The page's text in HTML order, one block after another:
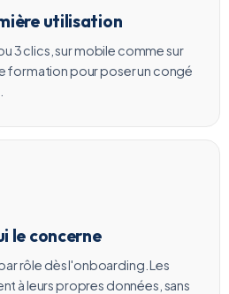
utilisation
3 clics, sur mobile comme sur
formation pour poser un congé
le concerne
rôle dès l'onboarding. Les
à leurs propres données, sans